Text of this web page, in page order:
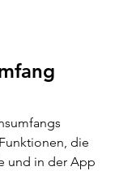
die
und in der App